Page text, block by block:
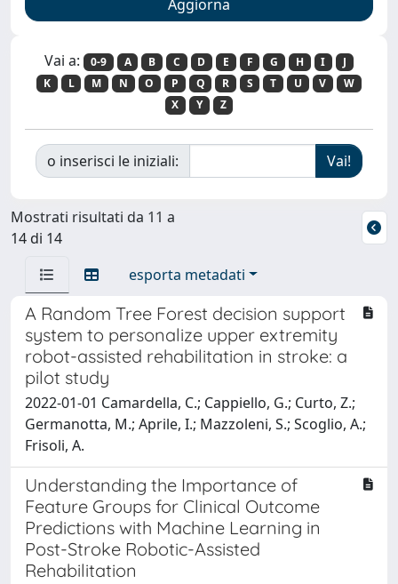
Vai a: 0-9 A B C D E F G H I
J
K
L M N O P Q R S T U V
W
X
Y Z
o inserisci le iniziali:
Mostrati risultati da 11 a
14 di 14
esporta metadati
A Random Tree Forest decision support
system to personalize upper extremity
robot-assisted rehabilitation in stroke: a
pilot study
2022-01-01 Camardella, C.; Cappiello, G.; Curto, Z.;
Germanotta, M.; Aprile, I.; Mazzoleni, S.; Scoglio, A.;
Frisoli, A.
Understanding the Importance of
Feature Groups for Clinical Outcome
Predictions with Machine Learning in
Post-Stroke Robotic-Assisted
Rehabilitation